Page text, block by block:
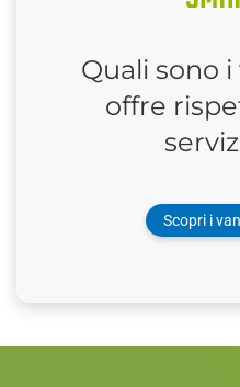
Quali sono
offre
Scopri i